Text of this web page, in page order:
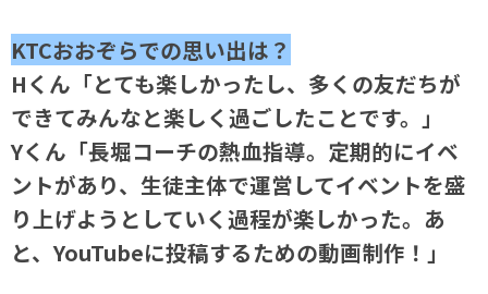
KTCおおぞらでの思い出は？
Hくん「とても楽しかったし、多くの友だちが
できてみんなと楽しく過ごしたことです。」
Yくん「長堀コーチの熱血指導。定期的にイベ
ントがあり、生徒主体で運営してイベントを盛
り上げようとしていく過程が楽しかった。あ
と、YouTubeに投稿するための動画制作！」